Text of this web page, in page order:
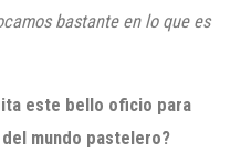
bastante en lo que es
este bello oficio para
mundo pastelero?